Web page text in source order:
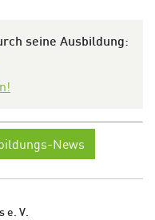
seine Ausbildung:
News
e. V.